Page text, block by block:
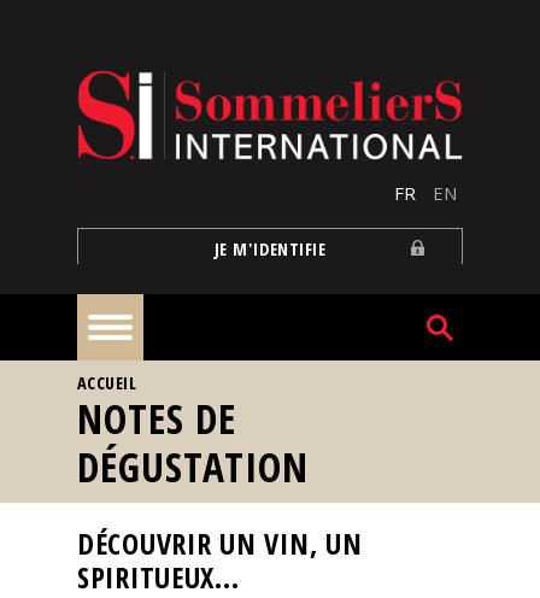
FR EN
JE M'IDENTIFIE
À
la
une
Reportages
Nos
VOUS ÊTES ICI
ACCUEIL
NOTES DE
DÉGUSTATION
DÉCOUVRIR UN VIN, UN
SPIRITUEUX...